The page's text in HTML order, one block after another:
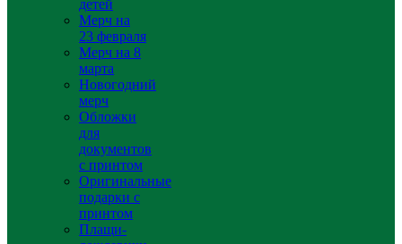
детей
Мерч на
23 февраля
Мерч на 8
марта
Новогодний
мерч
Обложки
для
документов
с принтом
Оригинальные
подарки с
принтом
Плащи-